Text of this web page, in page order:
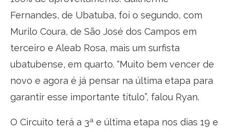
Fernandes, de Ubatuba, foi o segundo, com
Murilo Coura, de São José dos Campos em
terceiro e Aleab Rosa, mais um surfista
ubatubense, em quarto. “Muito bem vencer de
novo e agora é já pensar na última etapa para
garantir esse importante título”, falou Ryan.
O Circuito terá a 3ª e última etapa nos dias 19 e